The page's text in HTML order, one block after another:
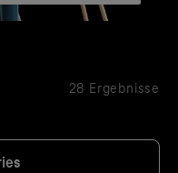
28 Ergebnisse